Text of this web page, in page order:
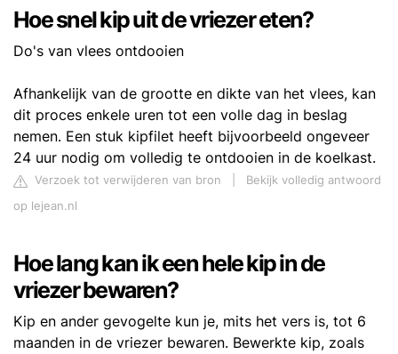
Hoe snel kip uit de vriezer eten?
Do's van vlees ontdooien
Afhankelijk van de grootte en dikte van het vlees, kan
dit proces enkele uren tot een volle dag in beslag
nemen. Een stuk kipfilet heeft bijvoorbeeld ongeveer
24 uur nodig om volledig te ontdooien in de koelkast.
Verzoek tot verwijderen van bron
Bekijk volledig antwoord
op lejean.nl
Hoe lang kan ik een hele kip in de
vriezer bewaren?
Kip en ander gevogelte kun je, mits het vers is, tot 6
maanden in de vriezer bewaren. Bewerkte kip, zoals